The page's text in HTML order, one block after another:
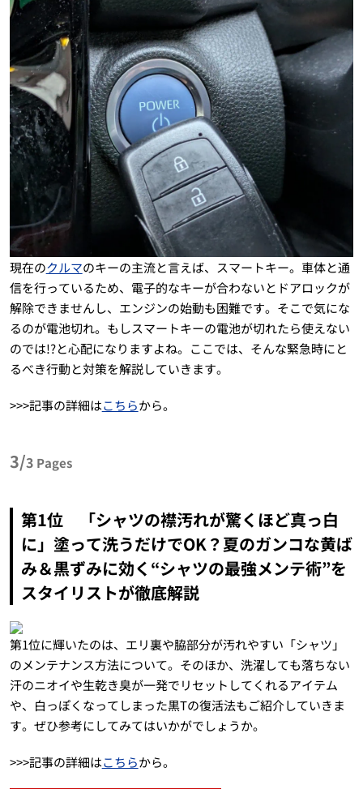
現在のクルマのキーの主流と言えば、スマートキー。車体と通
信を行っているため、電子的なキーが合わないとドアロックが
解除できませんし、エンジンの始動も困難です。そこで気にな
るのが電池切れ。もしスマートキーの電池が切れたら使えない
のでは!?と心配になりますよね。ここでは、そんな緊急時にと
るべき行動と対策を解説していきます。
>>>記事の詳細はこちらから。
3/3 Pages
第1位 「シャツの襟汚れが驚くほど真っ白
に」塗って洗うだけでOK？夏のガンコな黄ば
み＆黒ずみに効く“シャツの最強メンテ術”を
スタイリストが徹底解説
第1位に輝いたのは、エリ裏や脇部分が汚れやすい「シャツ」
のメンテナンス方法について。そのほか、洗濯しても落ちない
汗のニオイや生乾き臭が一発でリセットしてくれるアイテム
や、白っぽくなってしまった黒Tの復活法もご紹介していきま
す。ぜひ参考にしてみてはいかがでしょうか。
>>>記事の詳細はこちらから。